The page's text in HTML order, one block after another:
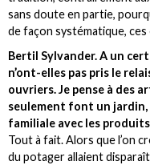
sans doute en partie,
de façon systématique, ces
Bertil Sylvander. A un
n’ont-elles pas pris le
ouvriers. Je pense à des
seulement font un jardin,
familiale avec les
Tout à fait. Alors que l’on
du potager allaient